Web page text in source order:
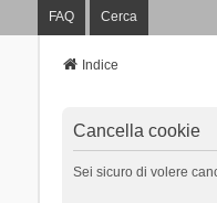
FAQ Cerca
Indice
Cancella cookie
Sei sicuro di volere